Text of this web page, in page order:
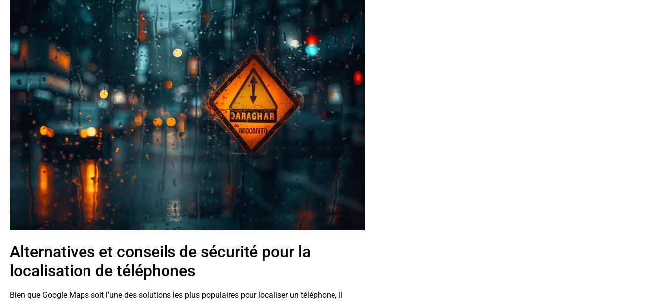
Alternatives et conseils de sécurité pour la
localisation de téléphones
Bien que Google Maps soit l’une des solutions les plus populaires pour localiser un téléphone, il